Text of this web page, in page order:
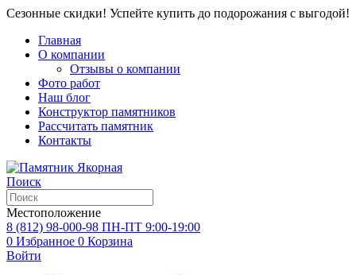
Сезонные скидки! Успейте купить до подорожания с выгодой!
Главная
О компании
Отзывы о компании
Фото работ
Наш блог
Конструктор памятников
Рассчитать памятник
Контакты
Поиск
Местоположение
8 (812) 98-000-98 ПН-ПТ 9:00-19:00
0 Избранное 0 Корзина
Войти